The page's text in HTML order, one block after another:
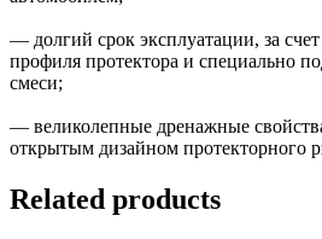
— долгий срок эксплуатации, за
профиля протектора и специально
смеси;
— великолепные дренажные
открытым дизайном протекторного
Related products